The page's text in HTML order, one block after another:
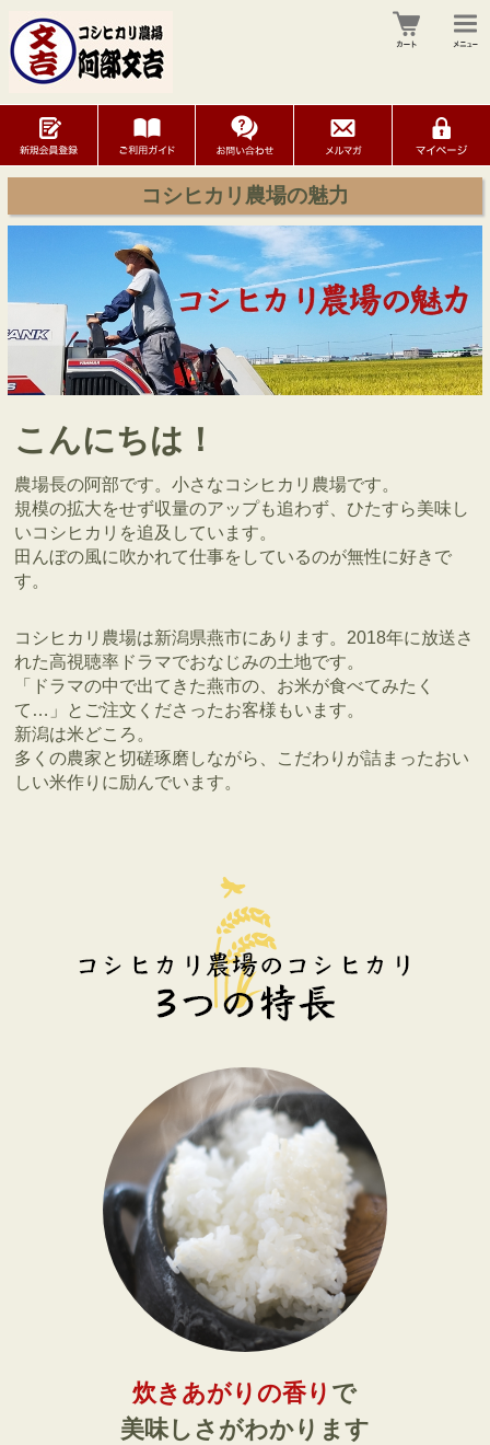
コシヒカリ農場の魅力
こんにちは！
農場長の阿部です。小さなコシヒカリ農場です。
規模の拡大をせず収量のアップも追わず、ひたすら美味し
いコシヒカリを追及しています。
田んぼの風に吹かれて仕事をしているのが無性に好きで
す。
コシヒカリ農場は新潟県燕市にあります。2018年に放送さ
れた高視聴率ドラマでおなじみの土地です。
「ドラマの中で出てきた燕市の、お米が食べてみたく
て…」とご注文くださったお客様もいます。
新潟は米どころ。
多くの農家と切磋琢磨しながら、こだわりが詰まったおい
しい米作りに励んでいます。
炊きあがりの香り で
美味しさがわかります